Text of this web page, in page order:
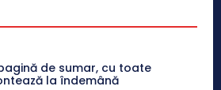
de sumar, cu toate
la îndemână